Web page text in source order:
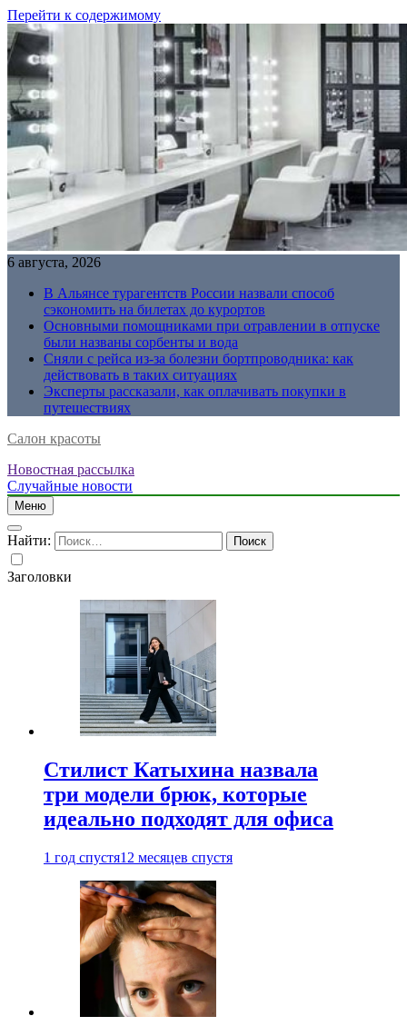
Перейти к содержимому
6 августа, 2026
В Альянсе турагентств России назвали способ
сэкономить на билетах до курортов
Основными помощниками при отравлении в отпуске
были названы сорбенты и вода
Сняли с рейса из-за болезни бортпроводника: как
действовать в таких ситуациях
Эксперты рассказали, как оплачивать покупки в
путешествиях
Салон красоты
Новостная рассылка
Случайные новости
Меню
Найти:
Заголовки
Стилист Катыхина назвала
три модели брюк, которые
идеально подходят для офиса
1 год спустя12 месяцев спустя